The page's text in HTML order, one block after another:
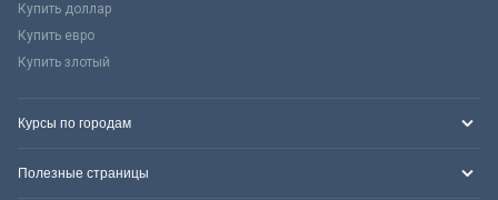
Купить доллар
Купить евро
Купить злотый
Курсы по городам
Полезные страницы